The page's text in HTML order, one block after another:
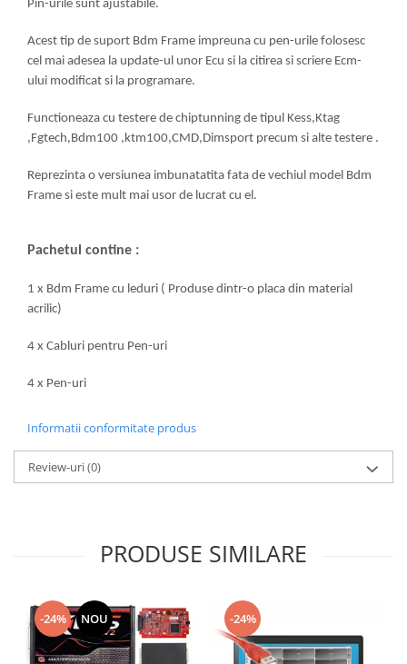
Pin-urile sunt ajustabile.
Acest tip de suport Bdm Frame impreuna cu pen-urile folosesc
cel mai adesea la update-ul unor Ecu si la citirea si scriere Ecm-
ului modificat si la programare.
Functioneaza cu testere de chiptunning de tipul Kess,Ktag
,Fgtech,Bdm100 ,ktm100,CMD,Dimsport precum si alte testere .
Reprezinta o versiunea imbunatatita fata de vechiul model Bdm
Frame si este mult mai usor de lucrat cu el.
Pachetul contine :
1 x Bdm Frame cu leduri ( Produse dintr-o placa din material
acrilic)
4 x Cabluri pentru Pen-uri
4 x Pen-uri
Informatii conformitate produs
Review-uri(0)
PRODUSE SIMILARE
-24% NOU -24%